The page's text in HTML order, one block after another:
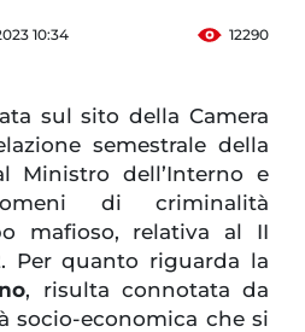
10:34 12290
sul sito della Camera
semestrale della
Ministro dell’Interno e
di criminalità
mafioso, relativa al II
Per quanto riguarda la
, risulta connotata da
socio-economica che si